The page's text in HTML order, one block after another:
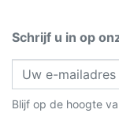
Schrijf u in op
Blijf op de hoogte